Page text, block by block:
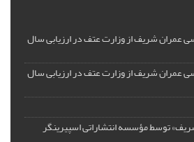
عمران شریف از وزارت عتف در ارزیابی سال
عمران شریف از وزارت عتف در ارزیابی سال
توسط مؤسسه انتشاراتی اسپیرینگر